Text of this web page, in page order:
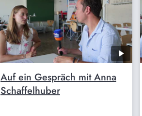
Auf ein Gespräch mit Anna
Schaffelhuber